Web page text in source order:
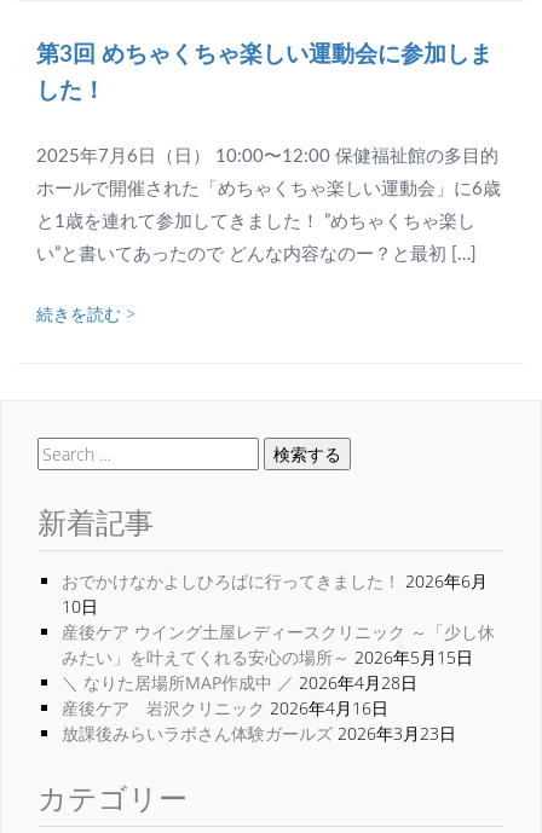
第3回 めちゃくちゃ楽しい運動会に参加しま
した！
2025年7月6日（日） 10:00〜12:00 保健福祉館の多目的
ホールで開催された「めちゃくちゃ楽しい運動会」に6歳
と1歳を連れて参加してきました！ ”めちゃくちゃ楽し
い”と書いてあったので どんな内容なのー？と最初 […]
続きを読む >
検索する
新着記事
おでかけなかよしひろばに行ってきました！ 2026年6月
10日
産後ケア ウイング土屋レディースクリニック ～「少し休
みたい」を叶えてくれる安心の場所～ 2026年5月15日
＼ なりた居場所MAP作成中 ／ 2026年4月28日
産後ケア 岩沢クリニック 2026年4月16日
放課後みらいラボさん体験ガールズ 2026年3月23日
カテゴリー